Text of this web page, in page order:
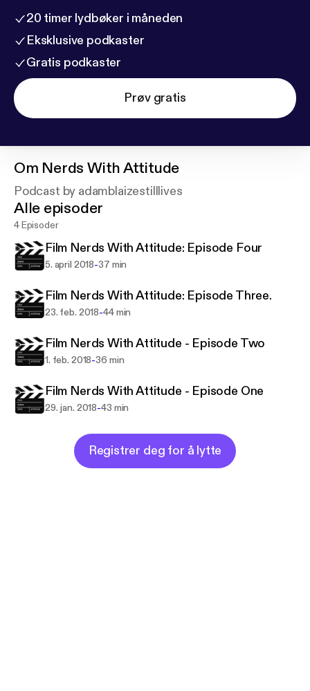
20 timer lydbøker i måneden
Eksklusive podkaster
Gratis podkaster
Prøv gratis
Om Nerds With Attitude
Podcast by adamblaizestilllives
Alle episoder
4 Episoder
Film Nerds With Attitude: Episode Four
5. april 2018-37 min
Film Nerds With Attitude: Episode Three.
23. feb. 2018-44 min
Film Nerds With Attitude - Episode Two
1. feb. 2018-36 min
Film Nerds With Attitude - Episode One
29. jan. 2018-43 min
Registrer deg for å lytte